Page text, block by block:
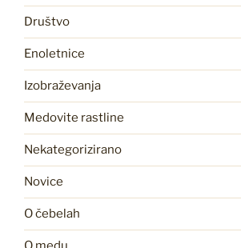
Društvo
Enoletnice
Izobraževanja
Medovite rastline
Nekategorizirano
Novice
O čebelah